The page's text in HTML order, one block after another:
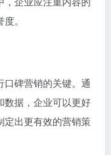
。
碑营销的关键。通
数据，企业可以更好
定出更有效的营销策